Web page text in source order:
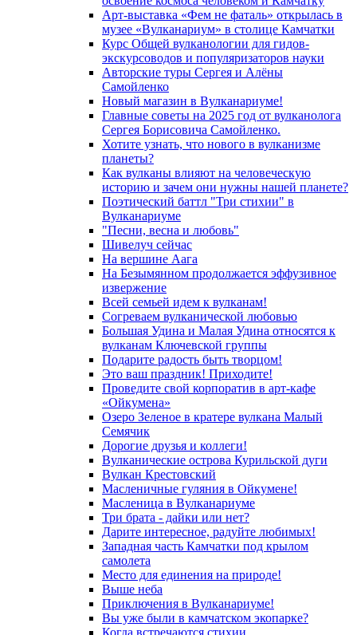
Арт-выставка «Фем не фаталь» открылась в
музее «Вулканариум» в столице Камчатки
Курс Общей вулканологии для гидов-
экскурсоводов и популяризаторов науки
Авторские туры Сергея и Алёны
Самойленко
Новый магазин в Вулканариуме!
Главные советы на 2025 год от вулканолога
Сергея Борисовича Самойленко.
Хотите узнать, что нового в вулканизме
планеты?
Как вулканы влияют на человеческую
историю и зачем они нужны нашей планете?
Поэтический баттл "Три стихии" в
Вулканариуме
"Песни, весна и любовь"
Шивелуч сейчас
На вершине Аага
На Безымянном продолжается эффузивное
извержение
Всей семьей идем к вулканам!
Согреваем вулканической любовью
Большая Удина и Малая Удина относятся к
вулканам Ключевской группы
Подарите радость быть творцом!
Это ваш праздник! Приходите!
Проведите свой корпоратив в арт-кафе
«Ойкумена»
Озеро Зеленое в кратере вулкана Малый
Семячик
Дорогие друзья и коллеги!
Вулканические острова Курильской дуги
Вулкан Крестовский
Масленичные гуляния в Ойкумене!
Масленица в Вулканариуме
Три брата - дайки или нет?
Дарите интересное, радуйте любимых!
Западная часть Камчатки под крылом
самолета
Место для единения на природе!
Выше неба
Приключения в Вулканариуме!
Вы уже были в камчатском экопарке?
Когда встречаются стихии